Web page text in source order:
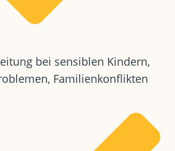
bei sensiblen Kindern,
Familienkonflikten